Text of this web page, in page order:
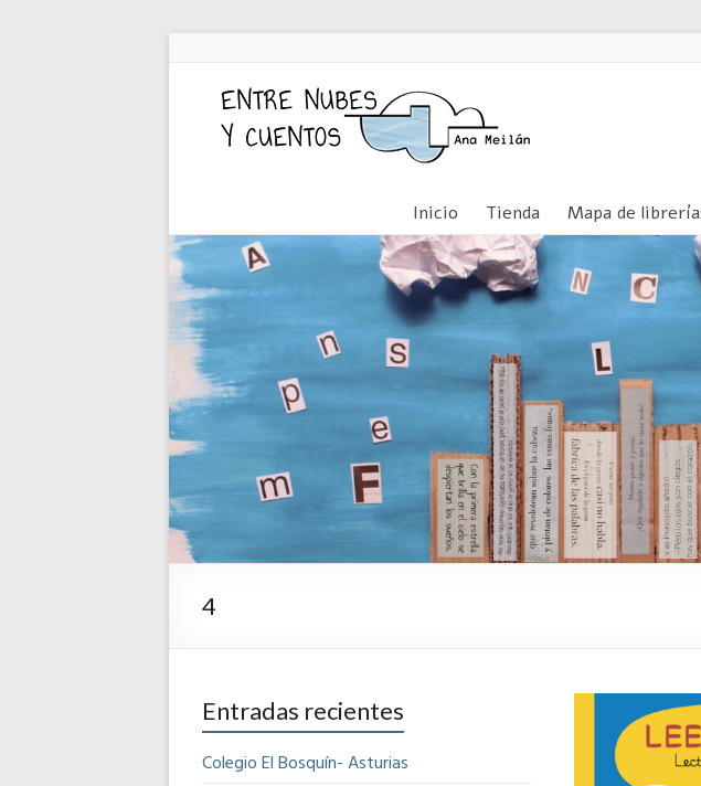
Inicio Tienda Mapa de
4
Entradas recientes
Colegio El Bosquín- Asturias